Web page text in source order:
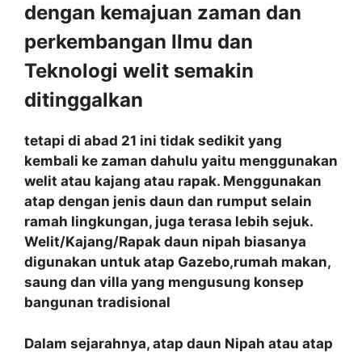
dengan kemajuan zaman dan
perkembangan Ilmu dan
Teknologi welit semakin
ditinggalkan
tetapi di abad 21 ini tidak sedikit yang
kembali ke zaman dahulu yaitu menggunakan
welit atau kajang atau rapak. Menggunakan
atap dengan jenis daun dan rumput selain
ramah lingkungan, juga terasa lebih sejuk.
Welit/Kajang/Rapak daun nipah biasanya
digunakan untuk atap Gazebo,rumah makan,
saung dan villa yang mengusung konsep
bangunan tradisional
Dalam sejarahnya, atap daun Nipah atau atap